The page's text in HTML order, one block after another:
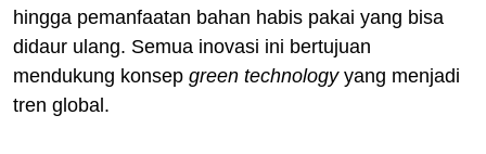
hingga pemanfaatan bahan habis pakai yang bisa
didaur ulang. Semua inovasi ini bertujuan
mendukung konsep green technologyyang menjadi
tren global.